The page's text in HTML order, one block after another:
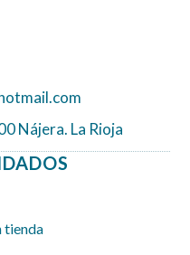
Nájera. La Rioja
tienda